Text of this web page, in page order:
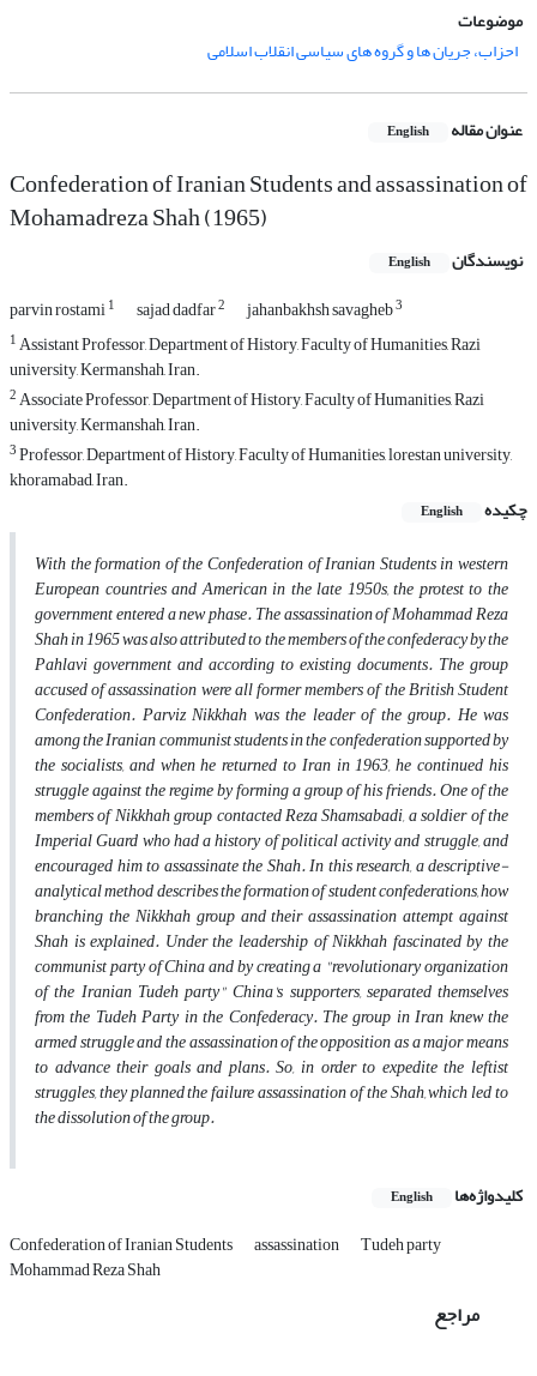
موضوعات
احزاب، جریان ها و گروه های سیاسی انقلاب اسلامی
عنوان مقاله English
Confederation of Iranian Students and assassination of
Mohamadreza Shah (1965)
نویسندگان English
parvin rostami1 sajad dadfar2 jahanbakhsh savagheb3
1Assistant Professor, Department of History, Faculty of Humanities, Razi
university, Kermanshah, Iran.
2Associate Professor, Department of History, Faculty of Humanities, Razi
university, Kermanshah, Iran.
3Professor, Department of History, Faculty of Humanities, lorestan university,
khoramabad, Iran.
چکیده
English
With the formation of the Confederation of Iranian Students in western
European countries and American in the late 1950s, the protest to the
government entered a new phase. The assassination of Mohammad Reza
Shah in 1965 was also attributed to the members of the confederacy by the
Pahlavi government and according to existing documents. The group
accused of assassination were all former members of the British Student
Confederation. Parviz Nikkhah was the leader of the group. He was
among the Iranian communist students in the confederation supported by
the socialists, and when he returned to Iran in 1963, he continued his
struggle against the regime by forming a group of his friends. One of the
members of Nikkhah group contacted Reza Shamsabadi, a soldier of the
Imperial Guard who had a history of political activity and struggle, and
encouraged him to assassinate the Shah. In this research, a descriptive-
analytical method describes the formation of student confederations, how
branching the Nikkhah group and their assassination attempt against
Shah is explained. Under the leadership of Nikkhah fascinated by the
communist party of China and by creating a "revolutionary organization
of the Iranian Tudeh party" China's supporters, separated themselves
from the Tudeh Party in the Confederacy. The group in Iran knew the
armed struggle and the assassination of the opposition as a major means
to advance their goals and plans. So, in order to expedite the leftist
struggles, they planned the failure assassination of the Shah, which led to
the dissolution of the group.
کلیدواژه‌ها English
Confederation of Iranian Students assassination Tudeh party
Mohammad Reza Shah
مراجع